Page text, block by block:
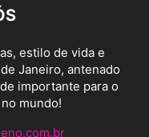
estilo de vida e
Janeiro, antenado
importante para o
mundo!